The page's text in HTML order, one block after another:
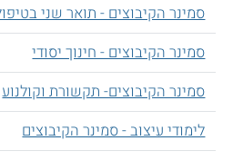
סמינר הקיבוצים - תואר שני
סמינר הקיבוצים - חינוך יסודי
סמינר הקיבוצים- תקשורת וקולנוע
לימודי עיצוב - סמינר הקיבוצים